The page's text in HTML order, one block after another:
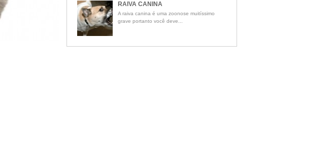
RAIVA CANINA
A raiva canina é uma zoonose muitíssimo
grave portanto você deve...